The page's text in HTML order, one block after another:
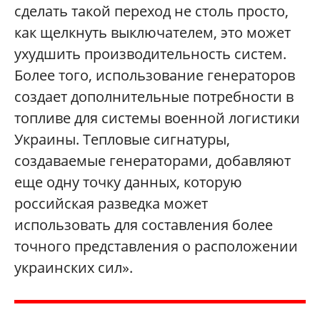
сделать такой переход не столь просто,
как щелкнуть выключателем, это может
ухудшить производительность систем.
Более того, использование генераторов
создает дополнительные потребности в
топливе для системы военной логистики
Украины. Тепловые сигнатуры,
создаваемые генераторами, добавляют
еще одну точку данных, которую
российская разведка может
использовать для составления более
точного представления о расположении
украинских сил».